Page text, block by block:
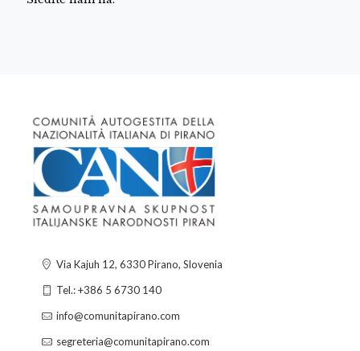
Via Kajuh 12, 6330 Pirano, Slovenia
Tel.: +386 5 6730 140
info@comunitapirano.com
segreteria@comunitapirano.com